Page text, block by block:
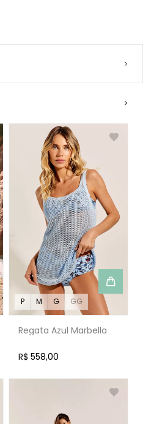
P M G GG
Regata Azul Marbella
R$ 558,00